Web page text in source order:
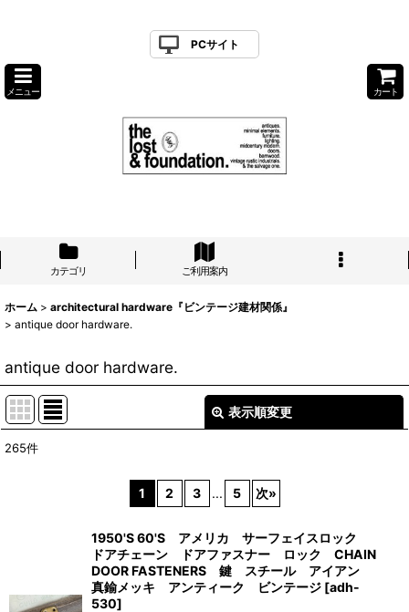
PCサイト
メニュー カート
カテゴリ ご利用案内
ホーム > architectural hardware『ビンテージ建材関係』
> antique door hardware.
antique door hardware.
表示順変更
絞り込む
265件
1 2 3 ... 5 次»
1950'S 60'S アメリカ サーフェイスロック
ドアチェーン ドアファスナー ロック CHAIN
DOOR FASTENERS 鍵 スチール アイアン
真鍮メッキ アンティーク ビンテージ [adh-
530]